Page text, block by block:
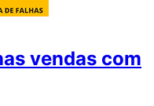
vendas com